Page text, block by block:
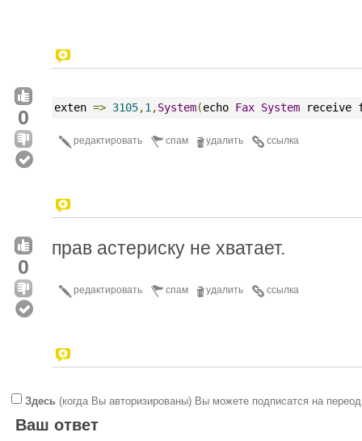
0 exten => 3105,1 ,System(echo Fax System receive
ссылка
удалить
спам
редактировать
0
прав астериску не хватает.
ссылка
удалить
спам
редактировать
Здесь (когда Вы авторизированы) Вы можете подписатся на
Ваш ответ